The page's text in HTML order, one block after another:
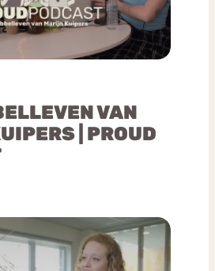
VAN
| PROUD